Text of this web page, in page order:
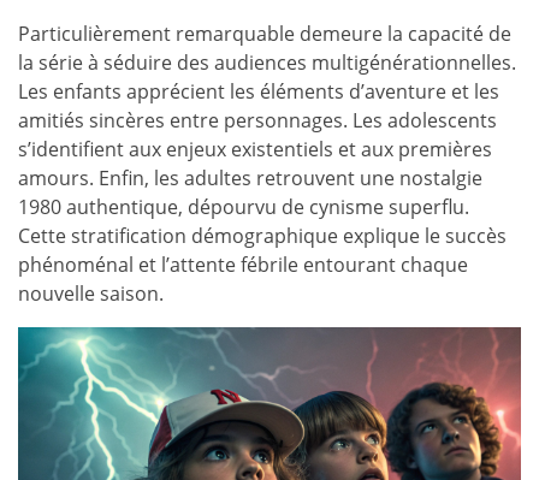
Particulièrement remarquable demeure la capacité de
la série à séduire des audiences multigénérationnelles.
Les enfants apprécient les éléments d’aventure et les
amitiés sincères entre personnages. Les adolescents
s’identifient aux enjeux existentiels et aux premières
amours. Enfin, les adultes retrouvent une nostalgie
1980 authentique, dépourvu de cynisme superflu.
Cette stratification démographique explique le succès
phénoménal et l’attente fébrile entourant chaque
nouvelle saison.